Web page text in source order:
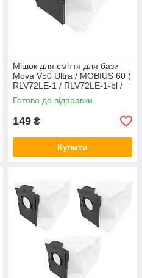
Мішок для сміття для бази
Mova V50 Ultra / MOBIUS 60 (
RLV72LE-1 / RLV72LE-1-bl /
RLV83LE ) 1 шт.
Готово до відправки
149 ₴
Купити